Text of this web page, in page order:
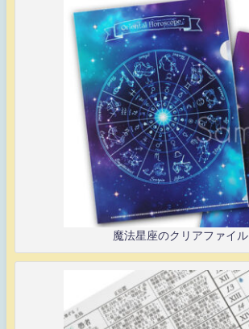
魔法星座のクリアファイル